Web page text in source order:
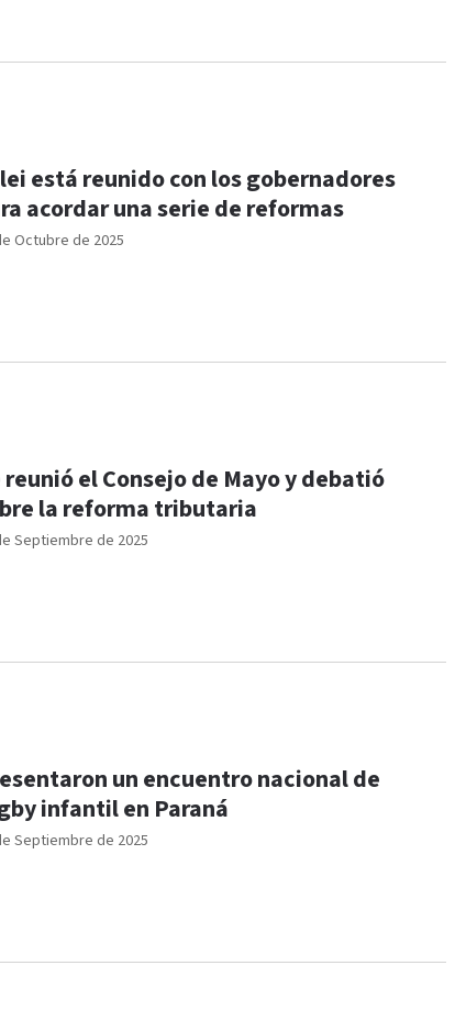
Octubre de 2025
está reunido con los gobernadores
acordar una serie de reformas
Septiembre de 2025
reunió el Consejo de Mayo y debatió
la reforma tributaria
Septiembre de 2025
un encuentro nacional de
infantil en Paraná